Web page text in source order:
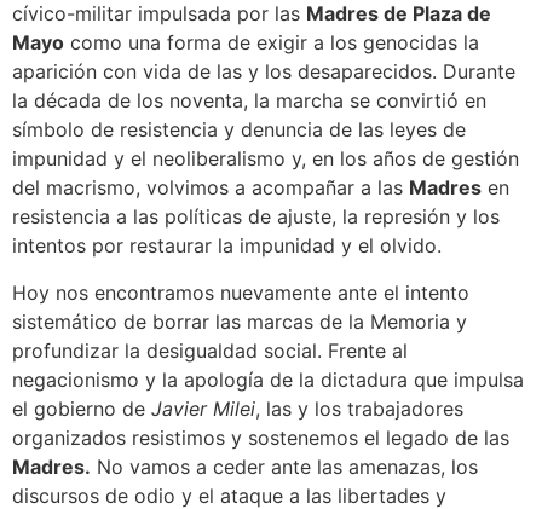
cívico-militar impulsada por las Madres de Plaza de
Mayo como una forma de exigir a los genocidas la
aparición con vida de las y los desaparecidos. Durante
la década de los noventa, la marcha se convirtió en
símbolo de resistencia y denuncia de las leyes de
impunidad y el neoliberalismo y, en los años de gestión
del macrismo, volvimos a acompañar a las Madres en
resistencia a las políticas de ajuste, la represión y los
intentos por restaurar la impunidad y el olvido.
Hoy nos encontramos nuevamente ante el intento
sistemático de borrar las marcas de la Memoria y
profundizar la desigualdad social. Frente al
negacionismo y la apología de la dictadura que impulsa
el gobierno de Javier Milei, las y los trabajadores
organizados resistimos y sostenemos el legado de las
Madres. No vamos a ceder ante las amenazas, los
discursos de odio y el ataque a las libertades y